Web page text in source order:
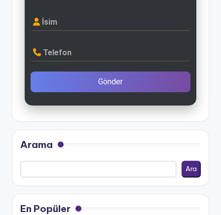
İsim
Telefon
Gönder
Arama
Ara
En Popüler